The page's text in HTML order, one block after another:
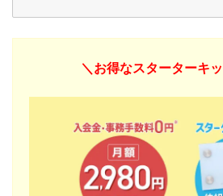
＼お得なスターターキ